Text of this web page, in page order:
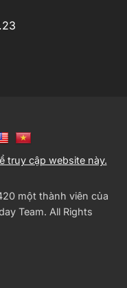
truy cập website này.
một thành viên của
Team. All Rights